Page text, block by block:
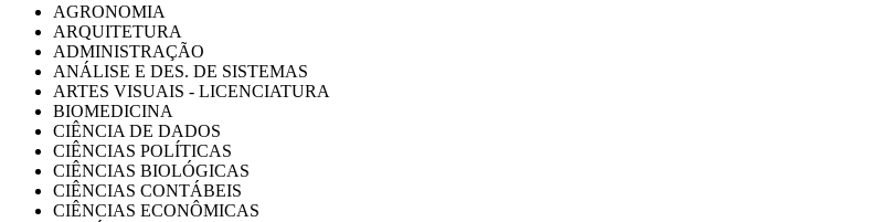
AGRONOMIA
ARQUITETURA
ADMINISTRAÇÃO
ANÁLISE E DES. DE SISTEMAS
ARTES VISUAIS - LICENCIATURA
BIOMEDICINA
CIÊNCIA DE DADOS
CIÊNCIAS POLÍTICAS
CIÊNCIAS BIOLÓGICAS
CIÊNCIAS CONTÁBEIS
CIÊNCIAS ECONÔMICAS